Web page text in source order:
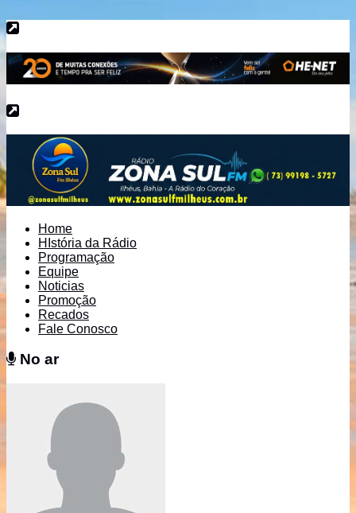
Home
HIstória da Rádio
Programação
Equipe
Noticias
Promoção
Recados
Fale Conosco
No ar